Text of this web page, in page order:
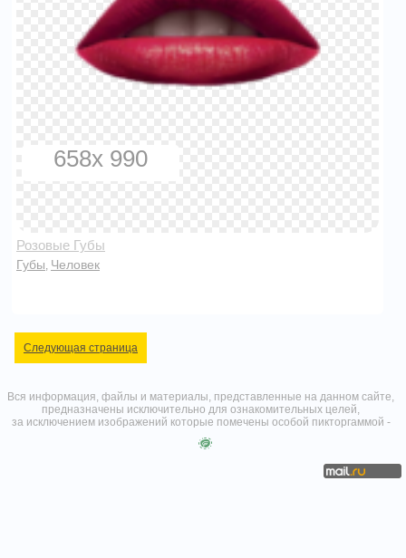
658x 990
Розовые Губы
Губы Человек
Следующая страница
Вся информация, файлы и материалы, представленные на данном сайте,
предназначены исключительно для ознакомительных целей,
за исключением изображений которые помечены особой пикторгаммой -